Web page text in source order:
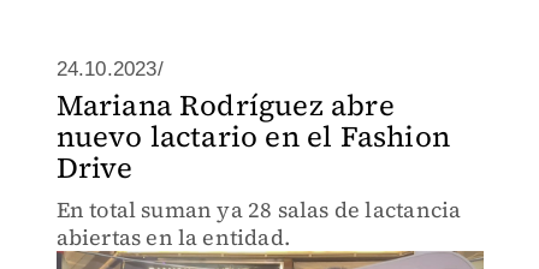
24.10.2023/
Mariana Rodríguez abre
nuevo lactario en el Fashion
Drive
En total suman ya 28 salas de lactancia
abiertas en la entidad.